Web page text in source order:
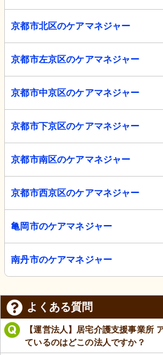
京都市北区のケアマネジャー
京都市左京区のケアマネジャー
京都市中京区のケアマネジャー
京都市下京区のケアマネジャー
京都市南区のケアマネジャー
京都市西京区のケアマネジャー
亀岡市のケアマネジャー
南丹市のケアマネジャー
よくある質問
【運営法人】居宅介護支援事業所
ているのはどこの法人ですか？